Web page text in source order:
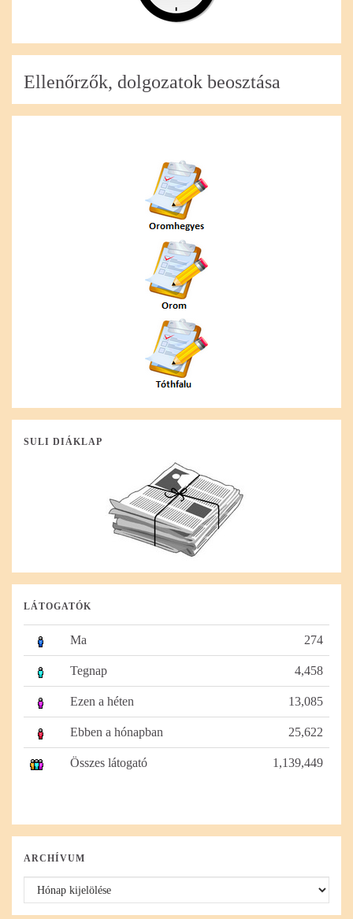
Ellenőrzők, dolgozatok beosztása
SULI DIÁKLAP
LÁTOGATÓK
Ma 274
Tegnap 4,458
Ezen a héten 13,085
Ebben a hónapban 25,622
Összes látogató 1,139,449
ARCHÍVUM